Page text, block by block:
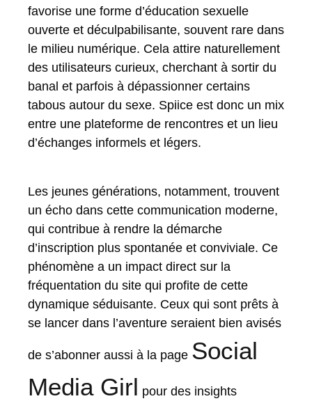
favorise une forme d’éducation sexuelle
ouverte et déculpabilisante, souvent rare dans
le milieu numérique. Cela attire naturellement
des utilisateurs curieux, cherchant à sortir du
banal et parfois à dépassionner certains
tabous autour du sexe. Spiice est donc un mix
entre une plateforme de rencontres et un lieu
d’échanges informels et légers.
Les jeunes générations, notamment, trouvent
un écho dans cette communication moderne,
qui contribue à rendre la démarche
d’inscription plus spontanée et conviviale. Ce
phénomène a un impact direct sur la
fréquentation du site qui profite de cette
dynamique séduisante. Ceux qui sont prêts à
se lancer dans l’aventure seraient bien avisés
de s’abonner aussi à la page Social
Media Girl pour des insights